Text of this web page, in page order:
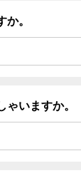
か。
ゃいますか。